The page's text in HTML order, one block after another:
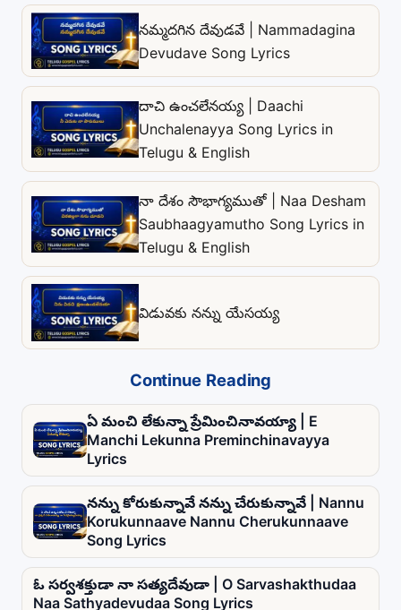
నమ్మదగిన దేవుడవే | Nammadagina
Devudave Song Lyrics
దాచి ఉంచలేనయ్య | Daachi
Unchalenayya Song Lyrics in
Telugu & English
నా దేశం సౌభాగ్యముతో | Naa Desham
Saubhaagyamutho Song Lyrics in
Telugu & English
విడువకు నన్ను యేసయ్య
Continue Reading
ఏ మంచి లేకున్నా ప్రేమించినావయ్యా | E
Manchi Lekunna Preminchinavayya
Lyrics
నన్ను కోరుకున్నావే నన్ను చేరుకున్నావే | Nannu
Korukunnaave Nannu Cherukunnaave
Song Lyrics
ఓ సర్వశక్తుడా నా సత్యదేవుడా | O Sarvashakthudaa
Naa Sathyadevudaa Song Lyrics